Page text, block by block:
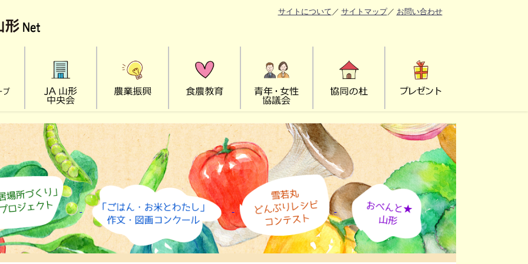
サイトについて ／ サイトマップ／ お問い合わせ